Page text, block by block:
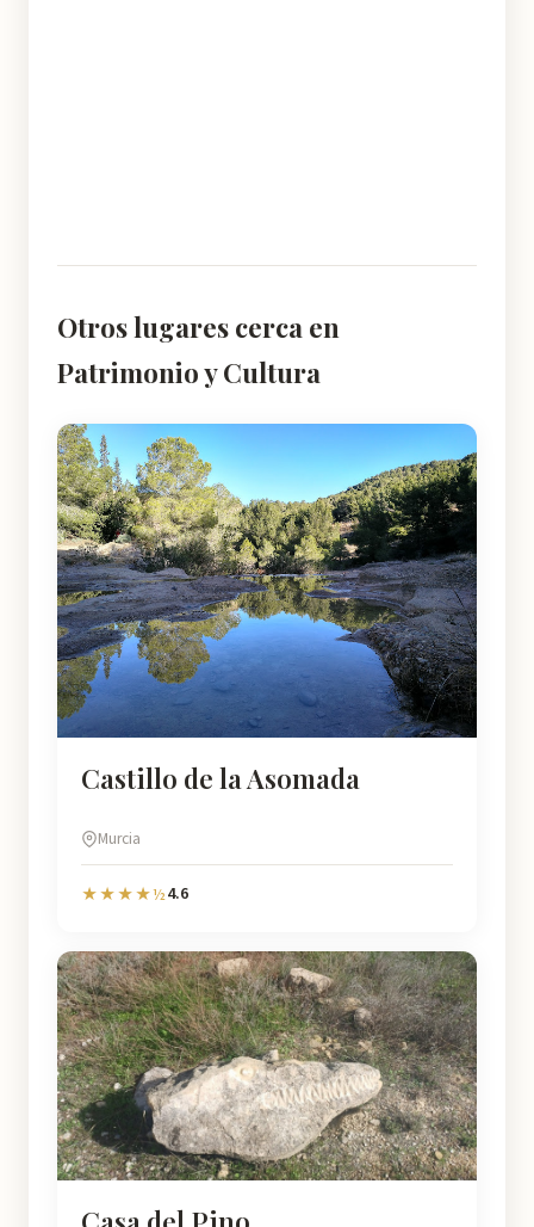
Otros lugares cerca en
Patrimonio y Cultura
Castillo de la Asomada
Murcia
★★★★½4.6